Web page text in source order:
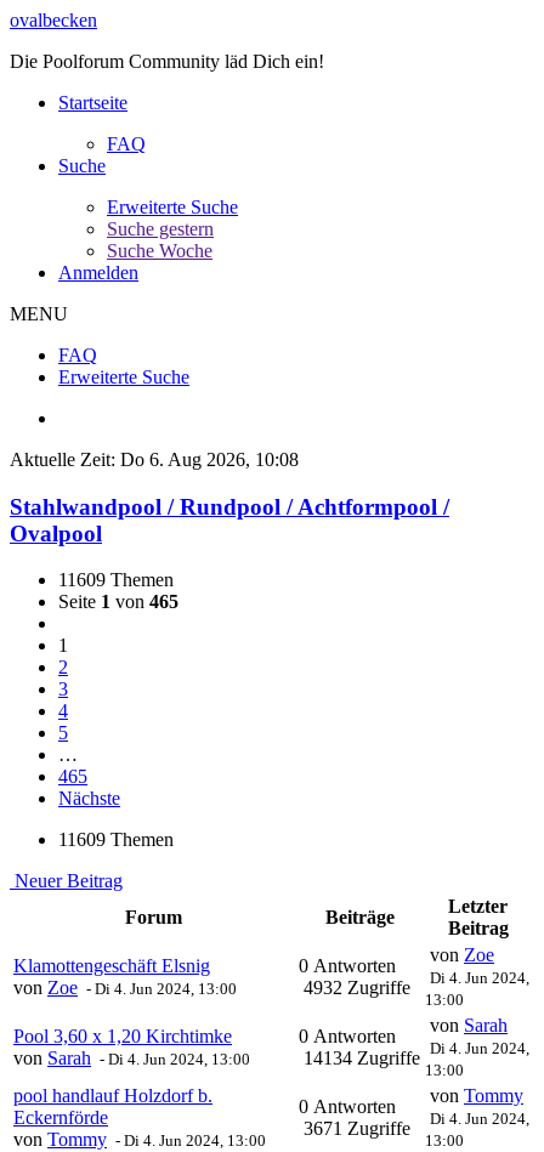
ovalbecken
Die Poolforum Community läd Dich ein!
Startseite
FAQ
Suche
Erweiterte Suche
Suche gestern
Suche Woche
Anmelden
MENU
FAQ
Erweiterte Suche
Aktuelle Zeit: Do 6. Aug 2026, 10:08
Stahlwandpool / Rundpool / Achtformpool /
Ovalpool
11609 Themen
Seite 1 von 465
1
2
3
4
5
…
465
Nächste
11609 Themen
Neuer Beitrag
Forum
Beiträge
Letzter
Beitrag
Klamottengeschäft Elsnig
von Zoe - Di 4. Jun 2024, 13:00
0 Antworten
4932 Zugriffe
von Zoe
Di 4. Jun 2024,
13:00
Pool 3,60 x 1,20 Kirchtimke
von Sarah - Di 4. Jun 2024, 13:00
0 Antworten
14134 Zugriffe
von Sarah
Di 4. Jun 2024,
13:00
pool handlauf Holzdorf b.
Eckernförde
von Tommy - Di 4. Jun 2024, 13:00
0 Antworten
3671 Zugriffe
von Tommy
Di 4. Jun 2024,
13:00